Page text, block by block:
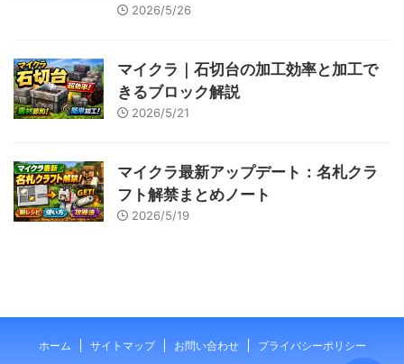
2026/5/26
マイクラ｜石切台の加工効率と加工で
きるブロック解説
2026/5/21
マイクラ最新アップデート：名札クラ
フト解禁まとめノート
2026/5/19
ホーム サイトマップ お問い合わせ プライバシーポリシー